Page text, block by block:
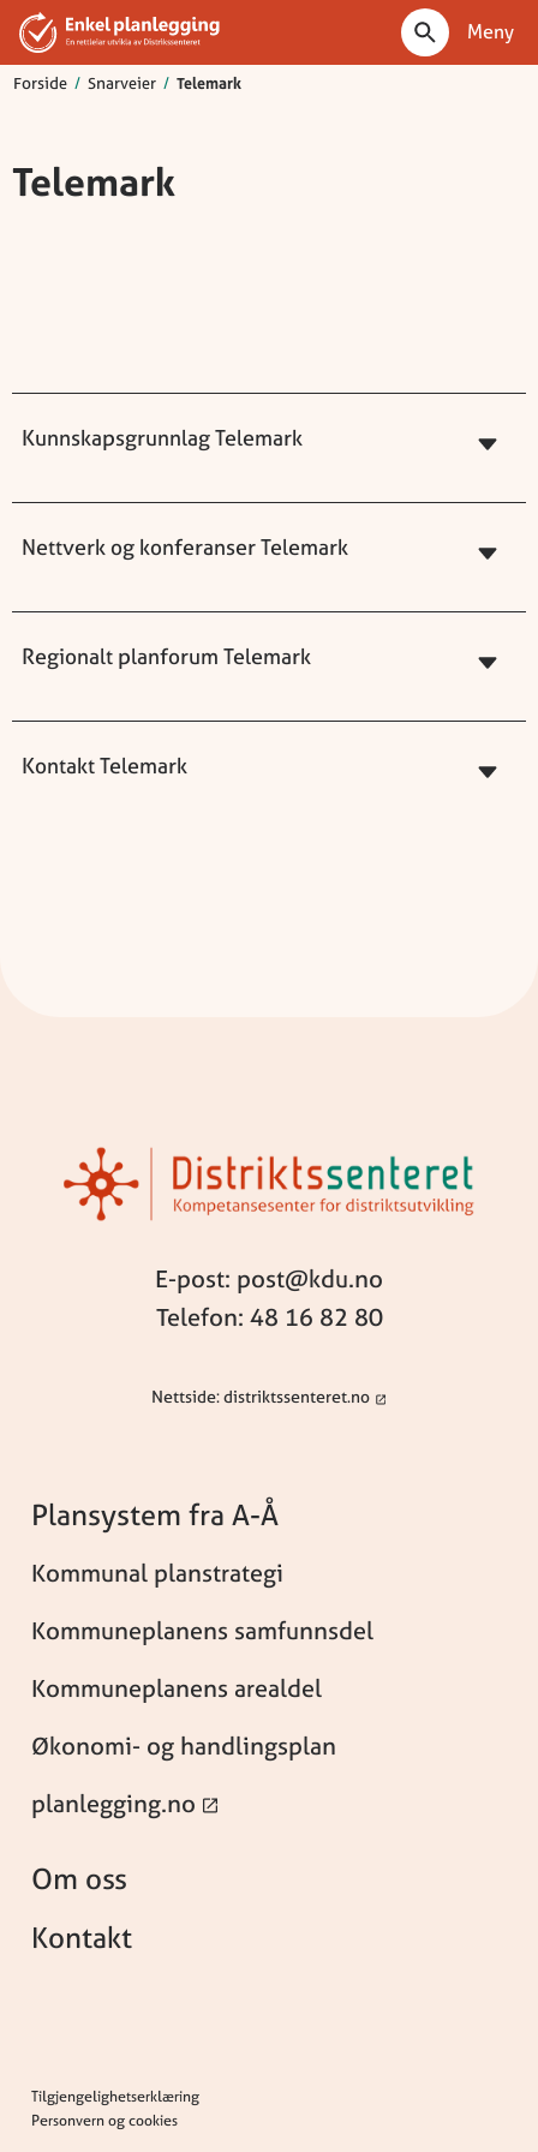
Meny
Forside / Snarveier / Telemark
Telemark
Kunnskapsgrunnlag Telemark
Nettverk og konferanser Telemark
Regionalt planforum Telemark
Kontakt Telemark
E-post: post@kdu.no
Telefon: 48 16 82 80
Nettside: distriktssenteret.no
Plansystem fra A-Å
Kommunal planstrategi
Kommuneplanens samfunnsdel
Kommuneplanens arealdel
Økonomi- og handlingsplan
planlegging.no
Om oss
Kontakt
Tilgjengelighetserklæring
Personvern og cookies